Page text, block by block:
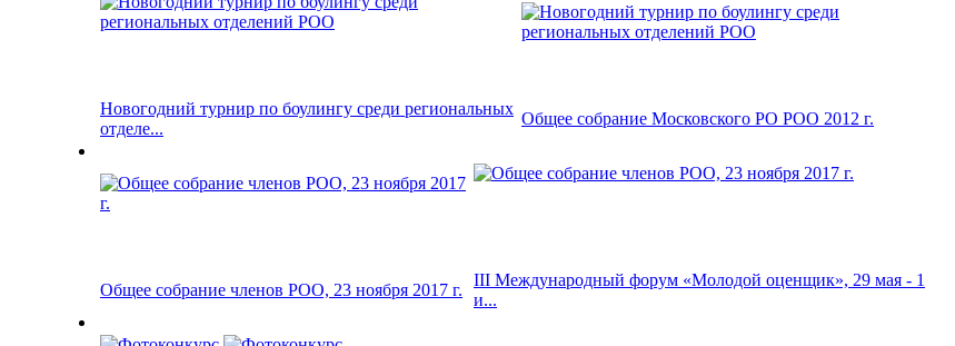
Новогодний турнир по боулингу среди региональных
отделе...
Общее собрание Московского РО РОО 2012 г.
Общее собрание членов РОО, 23 ноября 2017 г.
III Международный форум «Молодой оценщик», 29 мая - 1
и...